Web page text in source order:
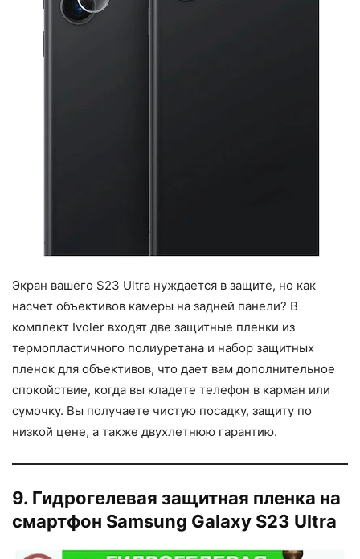
Экран вашего S23 Ultra нуждается в защите, но как
насчет объективов камеры на задней панели? В
комплект Ivoler входят две защитные пленки из
термопластичного полиуретана и набор защитных
пленок для объективов, что дает вам дополнительное
спокойствие, когда вы кладете телефон в карман или
сумочку. Вы получаете чистую посадку, защиту по
низкой цене, а также двухлетнюю гарантию.
9. Гидрогелевая защитная пленка на
смартфон Samsung Galaxy S23 Ultra